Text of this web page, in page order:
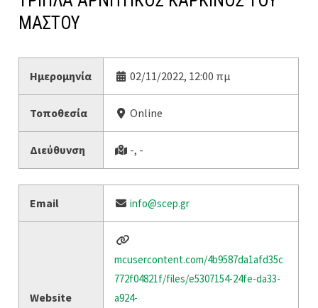
ΜΑΣΤΟΥ
Ημερομηνία 02/11/2022, 12:00 πμ
Τοποθεσία Online
Διεύθυνση -, -
Email info@scep.gr
Website
mcusercontent.com/4b9587da1afd35c
772f04821f/files/e5307154-24fe-da33-
a924-